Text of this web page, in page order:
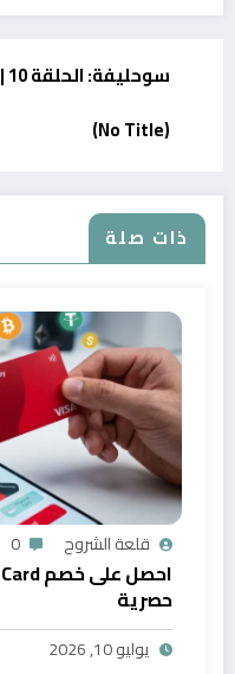
سوحليفة: الحلقة 10 | Souhlifa: Episode 10
(No Title)
ذات صلة
قلعة الشروح 0
حصرية
يوليو 10, 2026